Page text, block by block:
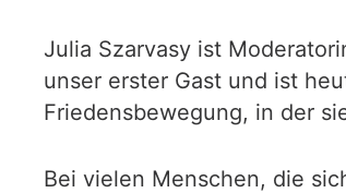
Julia Szarvasy ist
unser erster Gast und ist
Friedensbewegung, in der
Bei vielen Menschen, die